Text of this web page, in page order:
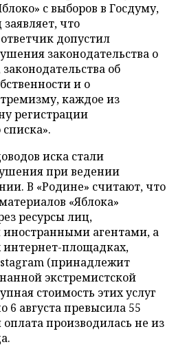
с выборов в Госдуму,
заявляет, что
допустил
законодательства о
об
и о
каждое из
регистрации
иска стали
при ведении
В «Родине» считают, что
«Яблока»
ресурсы лиц,
агентами, а
площадках,
(принадлежит
экстремистской
стоимость этих услуг
6 августа превысила 55
производилась не из